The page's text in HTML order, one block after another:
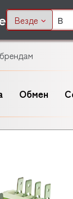
Везде
Обмен